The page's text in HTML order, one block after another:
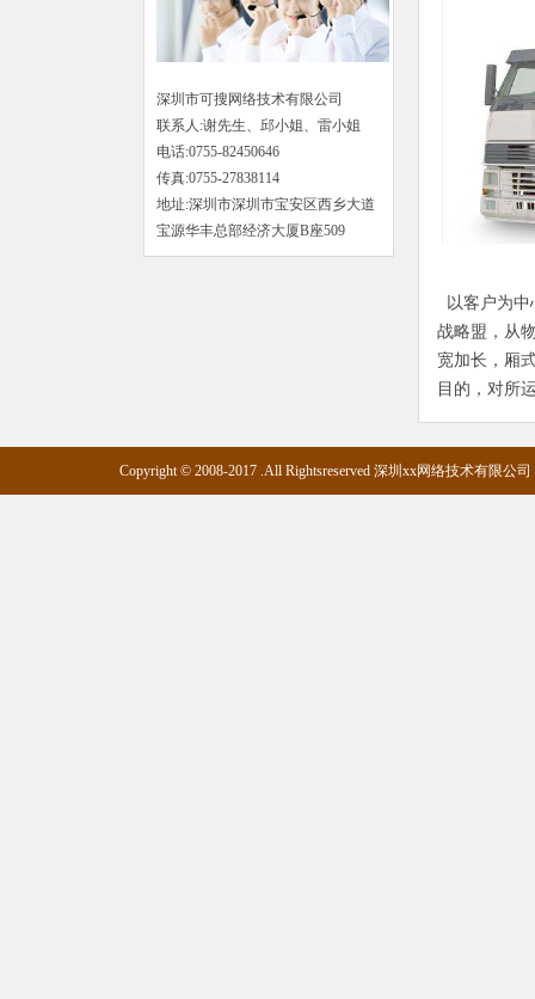
深圳市可搜网络技术有限公司
联系人:谢先生、邱小姐、雷小姐
电话:0755-82450646
传真:0755-27838114
地址:深圳市深圳市宝安区西乡大道
宝源华丰总部经济大厦B座509
以客户为中
战略盟，从
宽加长，厢
目的，对所
Copyright © 2008-2017 .All Rightsreserved 深圳xx网络技术有限公